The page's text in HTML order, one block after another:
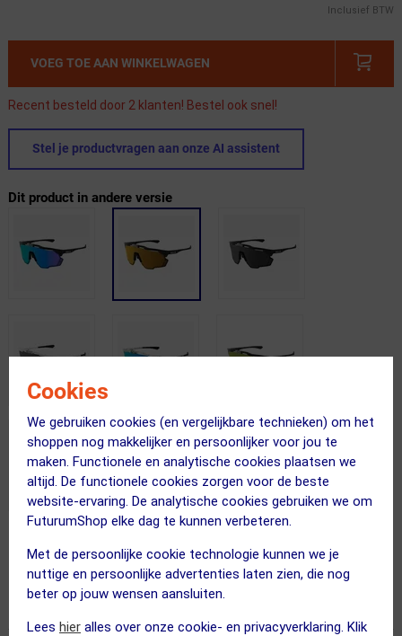
Cookies
We gebruiken cookies (en vergelijkbare technieken) om het
shoppen nog makkelijker en persoonlijker voor jou te
maken. Functionele en analytische cookies plaatsen we
altijd. De functionele cookies zorgen voor de beste
website-ervaring. De analytische cookies gebruiken we om
FuturumShop elke dag te kunnen verbeteren.
Met de persoonlijke cookie technologie kunnen we je
nuttige en persoonlijke advertenties laten zien, die nog
beter op jouw wensen aansluiten.
Lees hier alles over onze cookie- en privacyverklaring. Klik
Inclusief BTW
VOEG TOE AAN WINKELWAGEN
Recent besteld door 2 klanten! Bestel ook snel!
Stel je productvragen aan onze AI assistent
Dit product in andere versie
Gratis bezorging & retourneren
Voor 23:00 uur besteld, morgen in huis
365 dagen retourrecht